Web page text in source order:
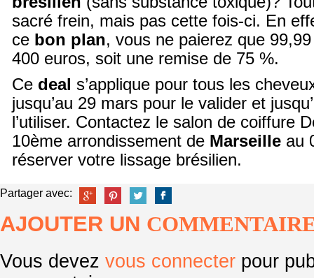
sacré frein, mais pas cette fois-ci. En
ce bon plan, vous ne paierez que
400 euros, soit une remise de 75 %.
Ce deal s’applique pour tous les
jusqu’au 29 mars pour le valider et
l’utiliser. Contactez le salon de coiffure
10ème arrondissement de Marseille au
réserver votre lissage brésilien.
Partager avec:
AJOUTER UN
Vous devez vous connecter pour